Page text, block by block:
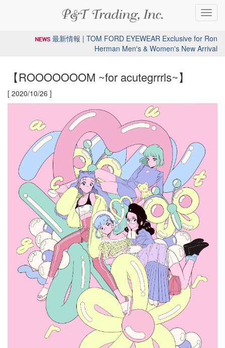
最新情報 | TOM FORD EYEWEAR Exclusive for Ron
Herman Men's & Women's New Arrival
【ROOOOOOOM ~for acutegrrrls~】
[ 2020/10/26 ]